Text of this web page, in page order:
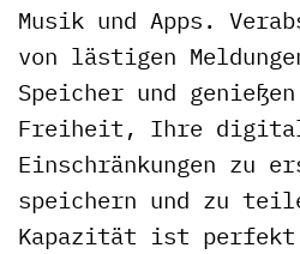
Musik und Apps.
von lästigen
Speicher und
Freiheit, Ihre
Einschränkungen zu
speichern und zu
Kapazität ist